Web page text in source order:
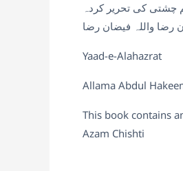
چشتی کی تحریر کردہ
واللہ فیضان رضا
Yaad-e-Alahazrat
Allama Abdul
This book contains
Azam Chishti